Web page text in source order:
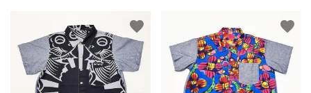
favorite favorite